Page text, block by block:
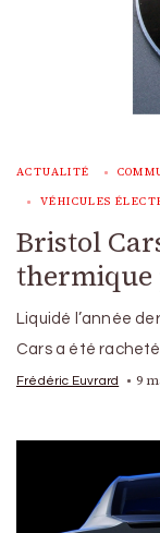
ACTUALITÉ
VÉHICULES
Bristol
thermique
Liquidé l’année
Cars a été
Frédéric Euvrard 9